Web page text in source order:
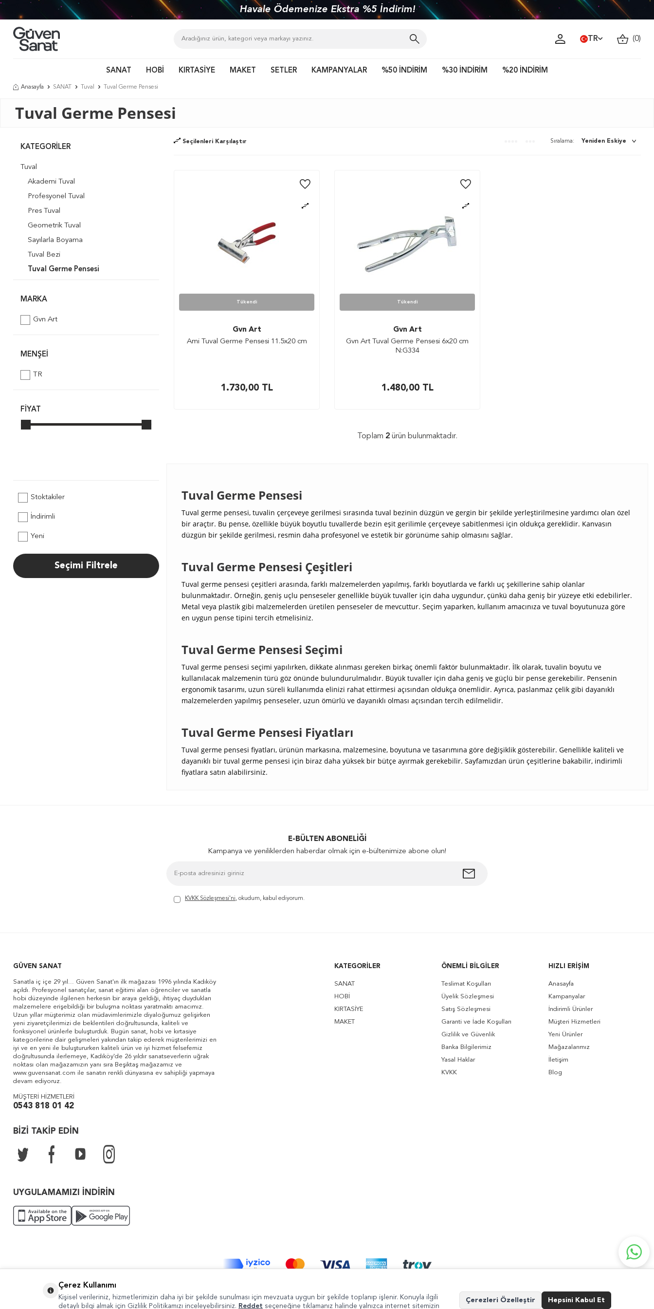
Havale Ödemenize Ekstra %5 İndirim!
TR (0)
SANAT HOBİ KIRTASİYE MAKET SETLER KAMPANYALAR %50 İNDİRİM %30 İNDİRİM %20 İNDİRİM
Anasayfa SANAT Tuval Tuval Germe Pensesi
Tuval Germe Pensesi
KATEGORILER
Tuval
Akademi Tuval
Profesyonel Tuval
Pres Tuval
Geometrik Tuval
Sayılarla Boyama
Tuval Bezi
Tuval Germe Pensesi
MARKA
Gvn Art
MENŞEI
TR
FIYAT
Stoktakiler
İndirimli
Yeni
Seçimi Filtrele
Seçilenleri Karşılaştır Sıralama:
Tükendi
Gvn Art
Ami Tuval Germe Pensesi 11.5x20 cm
1.730,00TL
Tükendi
Gvn Art
Gvn Art Tuval Germe Pensesi 6x20 cm
N:G334
1.480,00TL
Toplam 2 ürün bulunmaktadır.
Tuval Germe Pensesi
Tuval germe pensesi, tuvalin çerçeveye gerilmesi sırasında tuval bezinin düzgün ve gergin bir şekilde yerleştirilmesine yardımcı olan özel
bir araçtır. Bu pense, özellikle büyük boyutlu tuvallerde bezin eşit gerilimle çerçeveye sabitlenmesi için oldukça gereklidir. Kanvasın
düzgün bir şekilde gerilmesi, resmin daha profesyonel ve estetik bir görünüme sahip olmasını sağlar.
Tuval Germe Pensesi Çeşitleri
Tuval germe pensesi çeşitleri arasında, farklı malzemelerden yapılmış, farklı boyutlarda ve farklı uç şekillerine sahip olanlar
bulunmaktadır. Örneğin, geniş uçlu penseseler genellikle büyük tuvaller için daha uygundur, çünkü daha geniş bir yüzeye etki edebilirler.
Metal veya plastik gibi malzemelerden üretilen penseseler de mevcuttur. Seçim yaparken, kullanım amacınıza ve tuval boyutunuza göre
en uygun pense tipini tercih etmelisiniz.
Tuval Germe Pensesi Seçimi
Tuval germe pensesi seçimi yapılırken, dikkate alınması gereken birkaç önemli faktör bulunmaktadır. İlk olarak, tuvalin boyutu ve
kullanılacak malzemenin türü göz önünde bulundurulmalıdır. Büyük tuvaller için daha geniş ve güçlü bir pense gerekebilir. Pensenin
ergonomik tasarımı, uzun süreli kullanımda elinizi rahat ettirmesi açısından oldukça önemlidir. Ayrıca, paslanmaz çelik gibi dayanıklı
malzemelerden yapılmış penseseler, uzun ömürlü ve dayanıklı olması açısından tercih edilmelidir.
Tuval Germe Pensesi Fiyatları
Tuval germe pensesi fiyatları, ürünün markasına, malzemesine, boyutuna ve tasarımına göre değişiklik gösterebilir. Genellikle kaliteli ve
dayanıklı bir tuval germe pensesi için biraz daha yüksek bir bütçe ayırmak gerekebilir. Sayfamızdan ürün çeşitlerine bakabilir, indirimli
fiyatlara satın alabilirsiniz.
E-BÜLTEN ABONELIĞI
Kampanya ve yeniliklerden haberdar olmak için e-bültenimize abone olun!
KVKK Sözleşmesi'ni, okudum, kabul ediyorum.
GÜVEN SANAT
Sanatla iç içe 29 yıl... Güven Sanat'ın ilk mağazası 1996 yılında Kadıköy
açıldı. Profesyonel sanatçılar, sanat eğitimi alan öğrenciler ve sanatla
hobi düzeyinde ilgilenen herkesin bir araya geldiği, ihtiyaç duydukları
malzemelere erişebildiği bir buluşma noktası yaratmaktı amacımız.
Uzun yıllar müşterimiz olan müdavimlerimizle diyaloğumuz gelişirken
yeni ziyaretçilerimizi de beklentileri doğrultusunda, kaliteli ve
fonksiyonel ürünlerle buluşturduk. Bugün sanat, hobi ve kırtasiye
kategorilerine dair gelişmeleri yakından takip ederek müşterilerimizi en
iyi ve en yeni ile buluştururken kaliteli ürün ve iyi hizmet felsefemiz
doğrultusunda ilerlemeye, Kadıköy'de 26 yıldır sanatseverlerin uğrak
noktası olan mağazamızın yanı sıra Beşiktaş mağazamız ve
www.guvensanat.com ile sanatın renkli dünyasına ev sahipliği yapmaya
devam ediyoruz.
MÜŞTERİ HİZMETLERİ
0543 818 01 42
BİZİ TAKİP EDİN
UYGULAMAMIZI İNDİRİN
KATEGORILER
SANAT
HOBİ
KIRTASİYE
MAKET
ÖNEMLI BILGILER
Teslimat Koşulları
Üyelik Sözleşmesi
Satış Sözleşmesi
Garanti ve İade Koşulları
Gizlilik ve Güvenlik
Banka Bilgilerimiz
Yasal Haklar
KVKK
HIZLI ERIŞIM
Anasayfa
Kampanyalar
İndirimli Ürünler
Müşteri Hizmetleri
Yeni Ürünler
Mağazalarımız
İletişim
Blog
Copyright © 2022 Güven Sanat Şikayet ve Önerileriniz İçin internet@guvensanat.com
Çerez Kullanımı
Kişisel verileriniz, hizmetlerimizin daha iyi bir şekilde sunulması için mevzuata uygun bir şekilde toplanıp işlenir. Konuyla ilgili
detaylı bilgi almak için Gizlilik Politikamızı inceleyebilirsiniz. Reddet seçeneğine tıklamanız halinde yalnızca internet sitemizin
Çerezleri Özelleştir Hepsini Kabul Et